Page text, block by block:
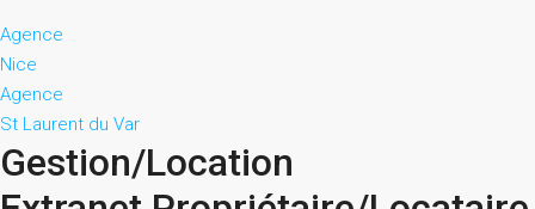
Agence
Nice
Agence
St Laurent du Var
Gestion/Location